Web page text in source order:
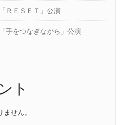
ＲＥＳＥＴ」公演
手をつなぎながら」公演
ト
せん。